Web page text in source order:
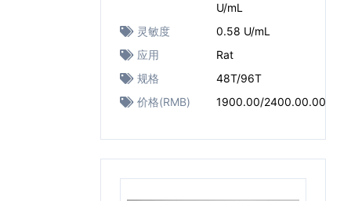
U/mL
灵敏度
0.58 U/mL
应用
Rat
规格
48T/96T
价格(RMB)
1900.00/2400.00.00